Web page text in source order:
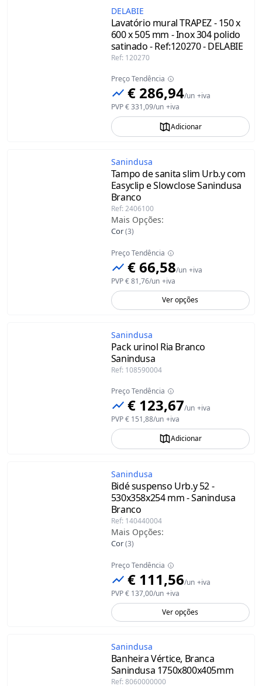
DELABIE
Lavatório mural TRAPEZ - 150 x
600 x 505 mm - Inox 304 polido
satinado - Ref:120270 - DELABIE
Ref: 120270
Preço Tendência
€ 286,94/un +iva
PVP€ 331,09/un +iva
Adicionar
Sanindusa
Tampo de sanita slim Urb.y com
Easyclip e Slowclose Sanindusa
Branco
Ref: 2406100
Mais Opções:
Cor(3)
Preço Tendência
€ 66,58/un +iva
PVP€ 81,76/un +iva
Ver opções
Sanindusa
Pack urinol Ria Branco
Sanindusa
Ref: 108590004
Preço Tendência
€ 123,67/un +iva
PVP€ 151,88/un +iva
Adicionar
Sanindusa
Bidé suspenso Urb.y 52 -
530x358x254 mm - Sanindusa
Branco
Ref: 140440004
Mais Opções:
Cor(3)
Preço Tendência
€ 111,56/un +iva
PVP€ 137,00/un +iva
Ver opções
Sanindusa
Banheira Vértice, Branca
Sanindusa 1750x800x405mm
Ref: 8060000000